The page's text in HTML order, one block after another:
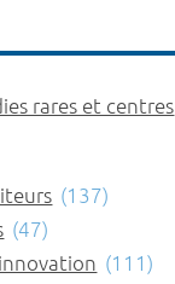
rares et centres
(137)
(47)
(111)